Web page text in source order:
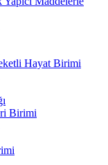
Hayat Birimi
Birimi